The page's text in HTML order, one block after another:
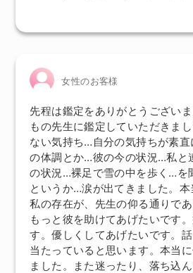
女性のお客様
先程は鑑定をありがとうござい
もの先生に鑑定していただきま
ない気持ち…自分の気持ちが素
の体調とか…彼の今の状況…私と
の状況…裸足で雪の中を歩く…を
というか…涙が出てきました。
私の存在が、先生の仰る通りで
もっと彼を助けてあげたいです
す。優しくしてあげたいです。
当たっていると思います。本当
ました。また迷ったり、落ち込